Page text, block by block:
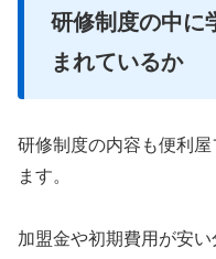
研修制度の中に
まれているか
研修制度の内容も便利
ます。
加盟金や初期費用が安